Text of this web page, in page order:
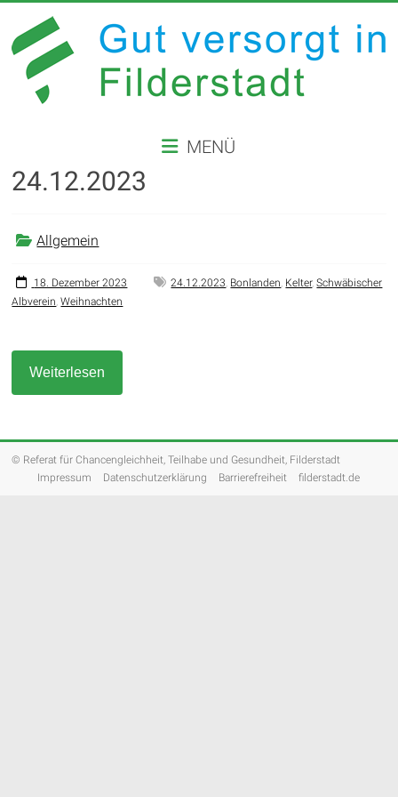
Inhalt
springen
VERSORGT
IN
FILDERSTADT
der
Stadt
MENÜ
24.12.2023
Allgemein
18. Dezember 2023 24.12.2023, Bonlanden, Kelter,Schwäbischer
Albverein,Weihnachten
Weiterlesen
© Referat für Chancengleichheit, Teilhabe und Gesundheit, Filderstadt
Impressum
Datenschutzerklärung Barrierefreiheit filderstadt.de